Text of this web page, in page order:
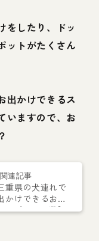
をしたり、ドッ
ットがたくさん
出かけできるス
いますので、お
重県の犬連れで
かけできるおす
スポット11選】